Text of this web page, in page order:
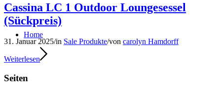
Home
Cassina LC 1 Outdoor Loungesessel
(Sückpreis)
31. Januar 2025/in Sale Produkte/von carolyn Hamdorff
Weiterlesen
Seiten